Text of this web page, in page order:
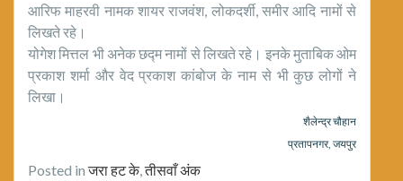
आरिफ माहरवी नामक शायर राजवंश, लोकदर्शी, समीर आदि नामों से
लिखते रहे।
योगेश मित्तल भी अनेक छद्म नामों से लिखते रहे। इनके मुताबिक ओम
प्रकाश शर्मा और वेद प्रकाश कांबोज के नाम से भी कुछ लोगों ने
लिखा।
शैलेन्द्र चौहान
प्रतापनगर, जयपुर
Posted inजरा हट के,तीसवाँ अंक